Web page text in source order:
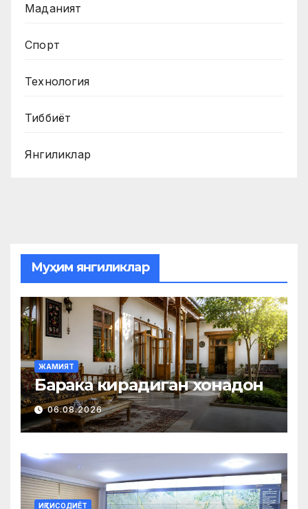
Маданият
Спорт
Технология
Тиббиёт
Янгиликлар
Муҳим янгиликлар
ЖАМИЯТ
Барака кирадиган хонадон
06.08.2026
ИҚТИСОДИЁТ